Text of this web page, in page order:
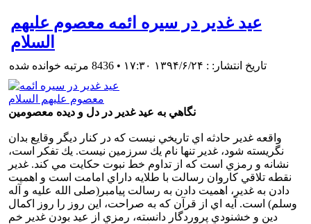
عيد غدير در سيره ائمه معصوم علیهم
السلام
تاریخ انتشار: : ۱۳۹۴/۶/۲۴ ۱۷:۳۰ • 8436 مرتبه خوانده شده
نگاهي به عيد غدير در دل و ديده معصومين
واقعه غدير حادثه اي تاريخي نيست كه در كنار ديگر وقايع بدان
نگريسته شود، غدير تنها نام يك سرزمين نيست. يك تفكر است،
نشانه و رمزي است كه از تداوم خط نبوت حكايت مي كند. غدير
نقطه تلاقي كاروان رسالت با طلايه داراي امامت است و اهميت
دادن به غدير، اهميت دادن به رسالت پيامبر(صلی الله علیه و آله
وسلم) است. آيه اي از قرآن كه به صراحت، اين روز را روز اكمال
دين و خشنودي پروردگار دانسته، رمزي از عيد بودن غدير خم